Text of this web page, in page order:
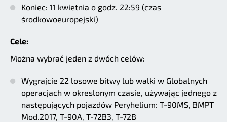
Koniec: 11 kwietnia o godz. 22:59 (czas
środkowoeuropejski)
Cele:
Można wybrać jeden z dwóch celów:
Wygrajcie 22 losowe bitwy lub walki w Globalnych
operacjach w okreslonym czasie, używając jednego z
następujących pojazdów Peryhelium: T-90MS, BMPT
Mod.2017, T-90A, T-72B3, T-72B